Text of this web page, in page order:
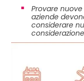
Provare
aziende
considerare